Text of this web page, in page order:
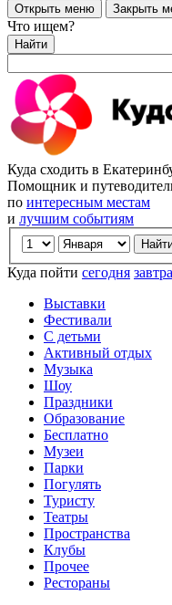
Открыть меню Закрыть
Что ищем?
Найти
Куда сходить в
Помощник и
по интересным местам
и лучшим событиям
Куда пойти сегодня завтра
Выставки
Фестивали
С детьми
Активный отдых
Музыка
Шоу
Праздники
Образование
Бесплатно
Музеи
Парки
Погулять
Туристу
Театры
Пространства
Клубы
Прочее
Рестораны